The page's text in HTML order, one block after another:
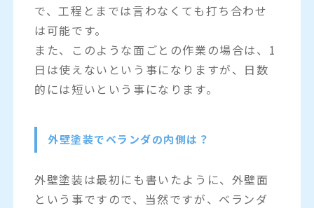
で、工程とまでは言わなくても打ち合わせ
は可能です。
また、このような面ごとの作業の場合は、1
日は使えないという事になりますが、日数
的には短いという事になります。
外壁塗装でベランダの内側は？
外壁塗装は最初にも書いたように、外壁面
という事ですので、当然ですが、ベランダ